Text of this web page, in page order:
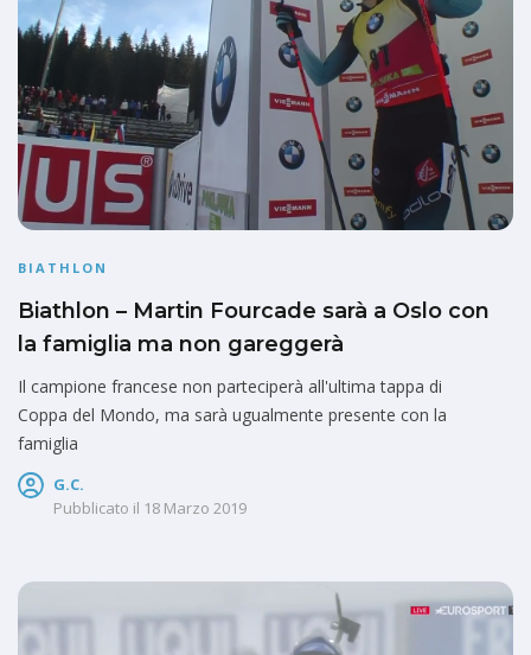
BIATHLON
Biathlon – Martin Fourcade sarà a Oslo con
la famiglia ma non gareggerà
Il campione francese non parteciperà all'ultima tappa di
Coppa del Mondo, ma sarà ugualmente presente con la
famiglia
G.C.
Pubblicato il 18 Marzo 2019